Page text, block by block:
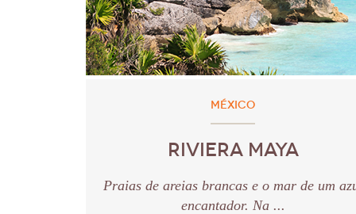
MÉXICO
RIVIERA MAYA
Praias de areias brancas e o mar de um
encantador. Na ...